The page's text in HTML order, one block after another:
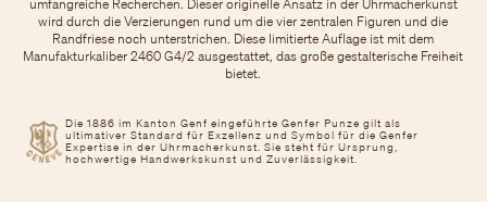
Die 1886 im Kanton Genf eingeführte Genfer Punze gilt als
ultimativer Standard für Exzellenz und Symbol für die Genfer
Expertise in der Uhrmacherkunst. Sie steht für Ursprung,
hochwertige Handwerkskunst und Zuverlässigkeit.
umfangreiche Recherchen. Dieser originelle Ansatz in der Uhrmacherkunst
wird durch die Verzierungen rund um die vier zentralen Figuren und die
Randfriese noch unterstrichen. Diese limitierte Auflage ist mit dem
Manufakturkaliber 2460 G4/2 ausgestattet, das große gestalterische Freiheit
bietet.